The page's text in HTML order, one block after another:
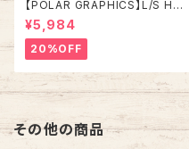
【POLAR GRAPHICS】L/S Hal
fZip Sweat XL Made in US
A 90s “ALASKA” スーベニア
ハーフジップスウェット トレーナ
ー アラスカ お土産モノ vintag
e ヴィンテージ アメリカ USA
古着
¥5,984
20%OFF
その他の商品